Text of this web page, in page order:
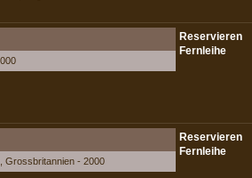
Grossbritannien - 2000